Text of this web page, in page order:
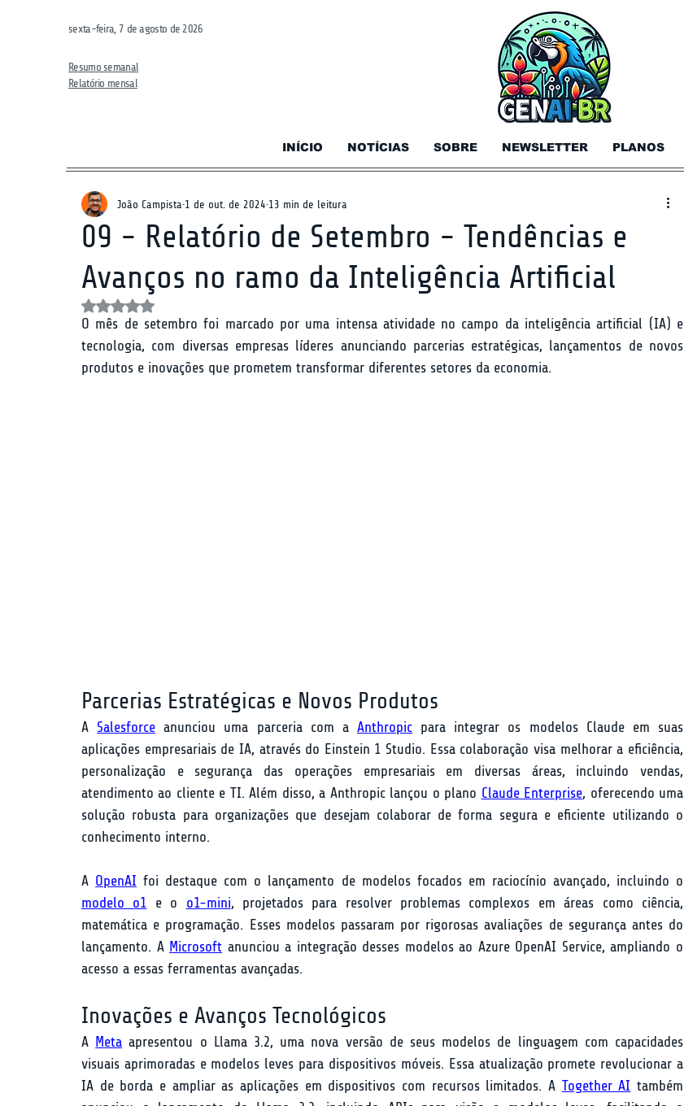
sexta-feira, 7 de agosto de 2026
Resumo semanal
Relatório mensal
INÍCIO NOTÍCIAS SOBRE NEWSLETTER PLANOS
09 - Relatório de Setembro - Tendências e
Avanços no ramo da Inteligência Artificial
João Campista 1 de out. de 2024 13 min de leitura
Avaliado com NaN de 5 estrelas.
O mês de setembro foi marcado por uma intensa atividade no campo da inteligência artificial (IA) e
tecnologia, com diversas empresas líderes anunciando parcerias estratégicas, lançamentos de novos
produtos e inovações que prometem transformar diferentes setores da economia.
Parcerias Estratégicas e Novos Produtos
A Salesforce anunciou uma parceria com a Anthropic para integrar os modelos Claude em suas
aplicações empresariais de IA, através do Einstein 1 Studio. Essa colaboração visa melhorar a eficiência,
personalização e segurança das operações empresariais em diversas áreas, incluindo vendas,
atendimento ao cliente e TI. Além disso, a Anthropic lançou o plano Claude Enterprise, oferecendo uma
solução robusta para organizações que desejam colaborar de forma segura e eficiente utilizando o
conhecimento interno.
A OpenAI
modelo o1 e o o1-mini, projetados para resolver problemas complexos em áreas como ciência,
matemática e programação. Esses modelos passaram por rigorosas avaliações de segurança antes do
lançamento. A Microsoft anunciou a integração desses modelos ao Azure OpenAI Service, ampliando o
acesso a essas ferramentas avançadas.
Inovações e Avanços Tecnológicos
A Meta apresentou o Llama 3.2, uma nova versão de seus modelos de linguagem com capacidades
visuais aprimoradas e modelos leves para dispositivos móveis. Essa atualização promete revolucionar a
IA de borda e ampliar as aplicações em dispositivos com recursos limitados. A Together AI também